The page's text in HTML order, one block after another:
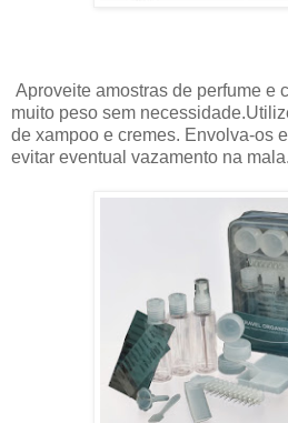
Aproveite amostras de perfume e
muito peso sem
de xampoo e cremes. Envolva-os
evitar eventual vazamento na mala.